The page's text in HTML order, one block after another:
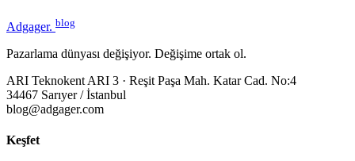
Adgager. blog
Pazarlama dünyası değişiyor. Değişime ortak ol.
ARI Teknokent ARI 3 · Reşit Paşa Mah. Katar Cad. No:4
34467 Sarıyer / İstanbul
blog@adgager.com
Keşfet